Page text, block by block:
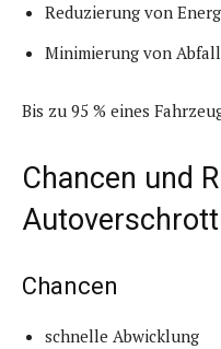
Reduzierung von
Minimierung von
Bis zu 95 % eines
Chancen und
Chancen
schnelle Abwicklung